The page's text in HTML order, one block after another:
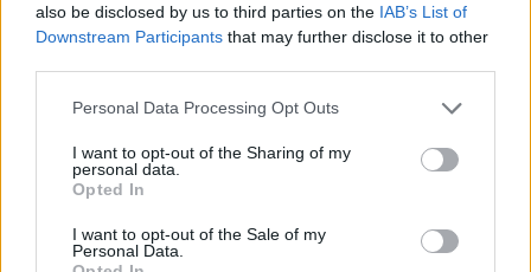
also be disclosed by us to third parties on the IAB’s List of
Downstream Participants that may further disclose it to other
Personal Data Processing Opt Outs
I want to opt-out of the Sharing of my
personal data.
Opted In
I want to opt-out of the Sale of my
Personal Data.
“Twente was toen niet haalbaar”: Weghorst blikt
terug op Ajax-keuze
De transferprioriteiten van Ajax worden steeds
Ajax begint voorbereiding met nederlaag: zo ziet